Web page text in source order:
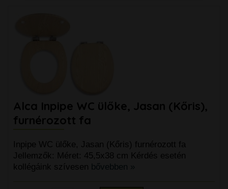
Alca Inpipe WC ülőke, Jasan (Kőris),
furnérozott fa
Inpipe WC ülőke, Jasan (Kőris) furnérozott fa
Jellemzők: Méret: 45,5x38 cm Kérdés esetén
kollégáink szívesen bővebben »